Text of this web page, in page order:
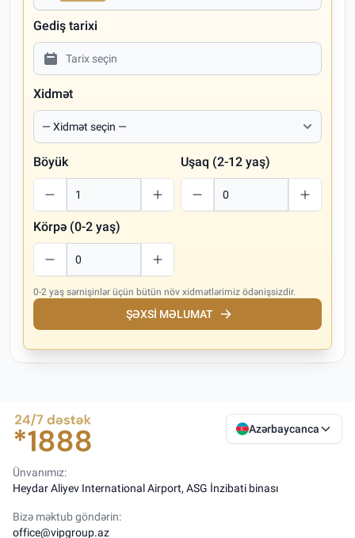
Gediş tarixi
Xidmət
Böyük Uşaq (2-12 yaş)
Körpə (0-2 yaş)
0-2 yaş sərnişinlər üçün bütün növ xidmətlərimiz ödənişsizdir.
ŞƏXSI MƏLUMAT
Azərbaycanca
Ünvanımız:
Heydar Aliyev International Airport, ASG İnzibati binası
Bizə məktub göndərin:
office@vipgroup.az